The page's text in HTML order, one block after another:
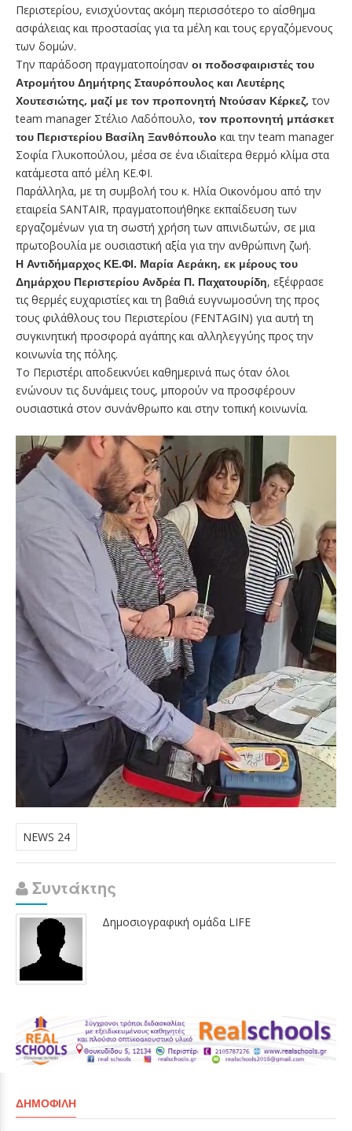
Περιστερίου, ενισχύοντας ακόμη περισσότερο το αίσθημα
ασφάλειας και προστασίας για τα μέλη και τους εργαζόμενους
των δομών.
Την παράδοση πραγματοποίησαν οι ποδοσφαιριστές του
Ατρομήτου Δημήτρης Σταυρόπουλος και Λευτέρης
Χουτεσιώτης, μαζί με τον προπονητή Ντούσαν Κέρκεζ, τον
team manager Στέλιο Λαδόπουλο, τον προπονητή μπάσκετ
του Περιστερίου Βασίλη Ξανθόπουλο και την team manager
Σοφία Γλυκοπούλου, μέσα σε ένα ιδιαίτερα θερμό κλίμα στα
κατάμεστα από μέλη ΚΕ.ΦΙ.
Παράλληλα, με τη συμβολή του κ. Ηλία Οικονόμου από την
εταιρεία SANTAIR, πραγματοποιήθηκε εκπαίδευση των
εργαζομένων για τη σωστή χρήση των απινιδωτών, σε μια
πρωτοβουλία με ουσιαστική αξία για την ανθρώπινη ζωή.
Η Αντιδήμαρχος ΚΕ.ΦΙ. Μαρία Αεράκη, εκ μέρους του
Δημάρχου Περιστερίου Ανδρέα Π. Παχατουρίδη, εξέφρασε
τις θερμές ευχαριστίες και τη βαθιά ευγνωμοσύνη της προς
τους φιλάθλους του Περιστερίου (FENTAGIN) για αυτή τη
συγκινητική προσφορά αγάπης και αλληλεγγύης προς την
κοινωνία της πόλης.
Το Περιστέρι αποδεικνύει καθημερινά πως όταν όλοι
ενώνουν τις δυνάμεις τους, μπορούν να προσφέρουν
ουσιαστικά στον συνάνθρωπο και στην τοπική κοινωνία.
NEWS 24
Συντάκτης
Δημοσιογραφική ομάδα LIFE
ΔΗΜΟΦΙΛΉ